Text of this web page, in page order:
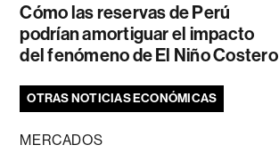
Cómo las reservas de Perú
podrían amortiguar el impacto
del fenómeno de El Niño Costero
OTRAS NOTICIAS ECONÓMICAS
MERCADOS